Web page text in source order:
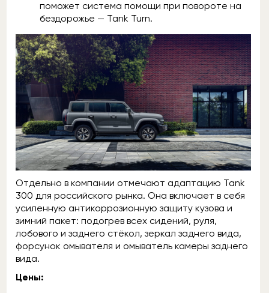
поможет система помощи при повороте на
бездорожье — Tank Turn.
Отдельно в компании отмечают адаптацию Tank
300 для российского рынка. Она включает в себя
усиленную антикоррозионную защиту кузова и
зимний пакет: подогрев всех сидений, руля,
лобового и заднего стёкол, зеркал заднего вида,
форсунок омывателя и омыватель камеры заднего
вида.
Цены: